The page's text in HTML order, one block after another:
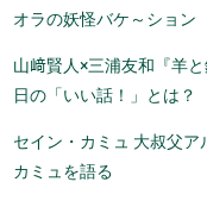
オラの妖怪バケ～ション
山﨑賢人×三浦友和『羊
日の「いい話！」とは？
セイン・カミュ 大叔父ア
カミュを語る